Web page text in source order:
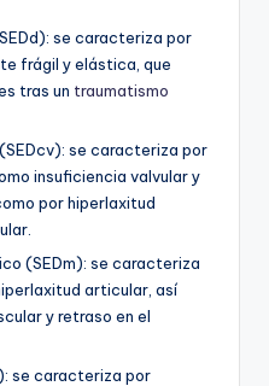
se caracteriza por
frágil y elástica, que
tras un traumatismo
se caracteriza por
insuficiencia valvular y
por hiperlaxitud
(SEDm): se caracteriza
articular, así
y retraso en el
se caracteriza por